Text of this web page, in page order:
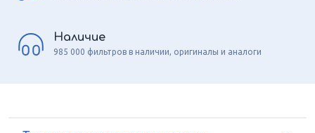
Наличие
985 000 фильтров в наличии, оригиналы и аналоги